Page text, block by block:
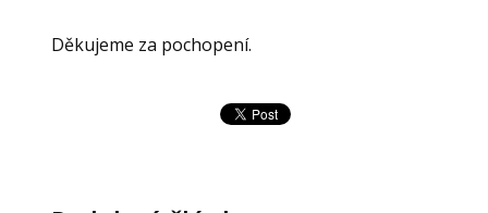
Děkujeme za pochopení.